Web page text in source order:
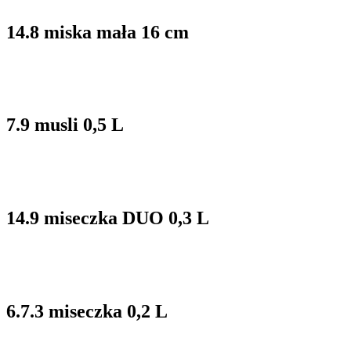
14.8 miska mała 16 cm
7.9 musli 0,5 L
14.9 miseczka DUO 0,3 L
6.7.3 miseczka 0,2 L